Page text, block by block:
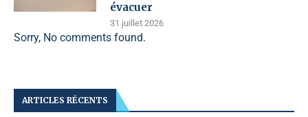
évacuer
31 juillet 2026
Sorry, No comments found.
ARTICLES RÉCENTS